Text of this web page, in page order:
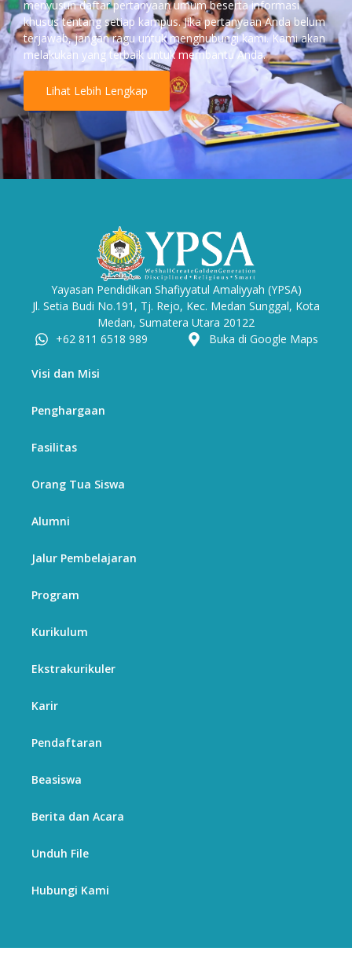
menyusun daftar pertanyaan umum beserta informasi
khusus tentang setiap kampus. Jika pertanyaan Anda belum
terjawab, jangan ragu untuk menghubungi kami. Kami akan
melakukan yang terbaik untuk membantu Anda.
Lihat Lebih Lengkap
Yayasan Pendidikan Shafiyyatul Amaliyyah (YPSA)
Jl. Setia Budi No.191, Tj. Rejo, Kec. Medan Sunggal, Kota
Medan, Sumatera Utara 20122
+62 811 6518 989
Buka di Google Maps
Visi dan Misi
Penghargaan
Fasilitas
Orang Tua Siswa
Alumni
Jalur Pembelajaran
Program
Kurikulum
Ekstrakurikuler
Karir
Pendaftaran
Beasiswa
Berita dan Acara
Unduh File
Hubungi Kami